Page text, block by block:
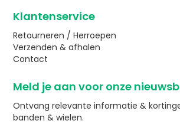
Klantenservice
Retourneren / Herroepen
Verzenden & afhalen
Contact
Meld je aan voor onze
Ontvang relevante informatie &
banden & wielen.